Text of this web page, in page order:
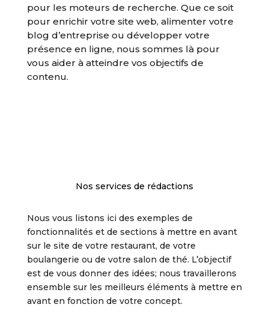
pour les moteurs de recherche. Que ce soit
pour enrichir votre site web, alimenter votre
blog d’entreprise ou développer votre
présence en ligne, nous sommes là pour
vous aider à atteindre vos objectifs de
contenu.
Nos services de rédactions
Nous vous listons ici des exemples de
fonctionnalités et de sections à mettre en avant
sur le site de votre restaurant, de votre
boulangerie ou de votre salon de thé. L’objectif
est de vous donner des idées; nous travaillerons
ensemble sur les meilleurs éléments à mettre en
avant en fonction de votre concept.